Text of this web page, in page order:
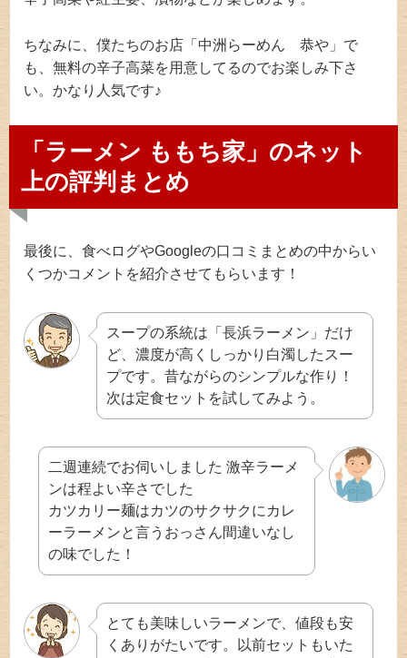
ちなみに、僕たちのお店「中洲らーめん 恭や」で
も、無料の辛子高菜を用意してるのでお楽しみ下さ
い。かなり人気です♪
「ラーメン ももち家」のネット
上の評判まとめ
最後に、食べログやGoogleの口コミまとめの中からい
くつかコメントを紹介させてもらいます！
スープの系統は「長浜ラーメン」だけ
ど、濃度が高くしっかり白濁したスー
プです。昔ながらのシンプルな作り！
次は定食セットを試してみよう。
二週連続でお伺いしました 激辛ラーメ
ンは程よい辛さでした
カツカリー麺はカツのサクサクにカレ
ーラーメンと言うおっさん間違いなし
の味でした！
とても美味しいラーメンで、値段も安
くありがたいです。以前セットもいた